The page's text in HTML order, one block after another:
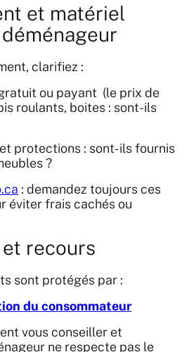
et matériel
clarifiez :
ou payant (le prix de
roulants, boites : sont-ils
protections : sont-ils fournis
?
: demandez toujours ces
éviter frais cachés ou
recours
sont protégés par :
du consommateur
vous conseiller et
ne respecte pas le